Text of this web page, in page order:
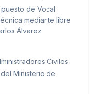
de Vocal
mediante libre
Álvarez
Civiles
Ministerio de